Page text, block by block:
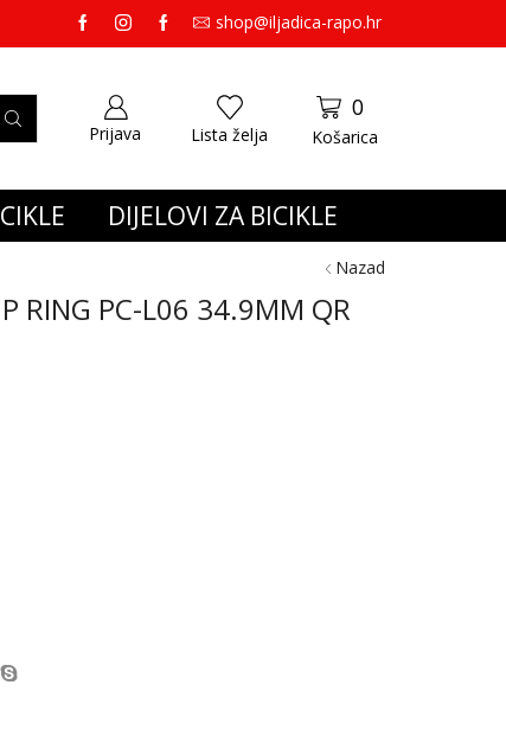
65,00 eura gratis dostava.shop@iljadica-rapo.hr
Prijava Lista želja
0
Košarica
DIJELOVI ZA BICIKLE
Nazad
RING PC-L06 34.9MM QR